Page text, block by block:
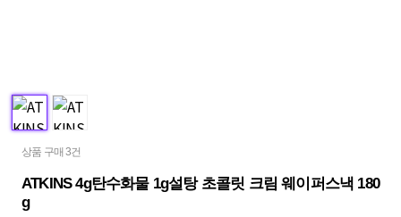
상품 구매 3건
ATKINS 4g탄수화물 1g설탕 초콜릿 크림 웨이퍼스낵 180
g